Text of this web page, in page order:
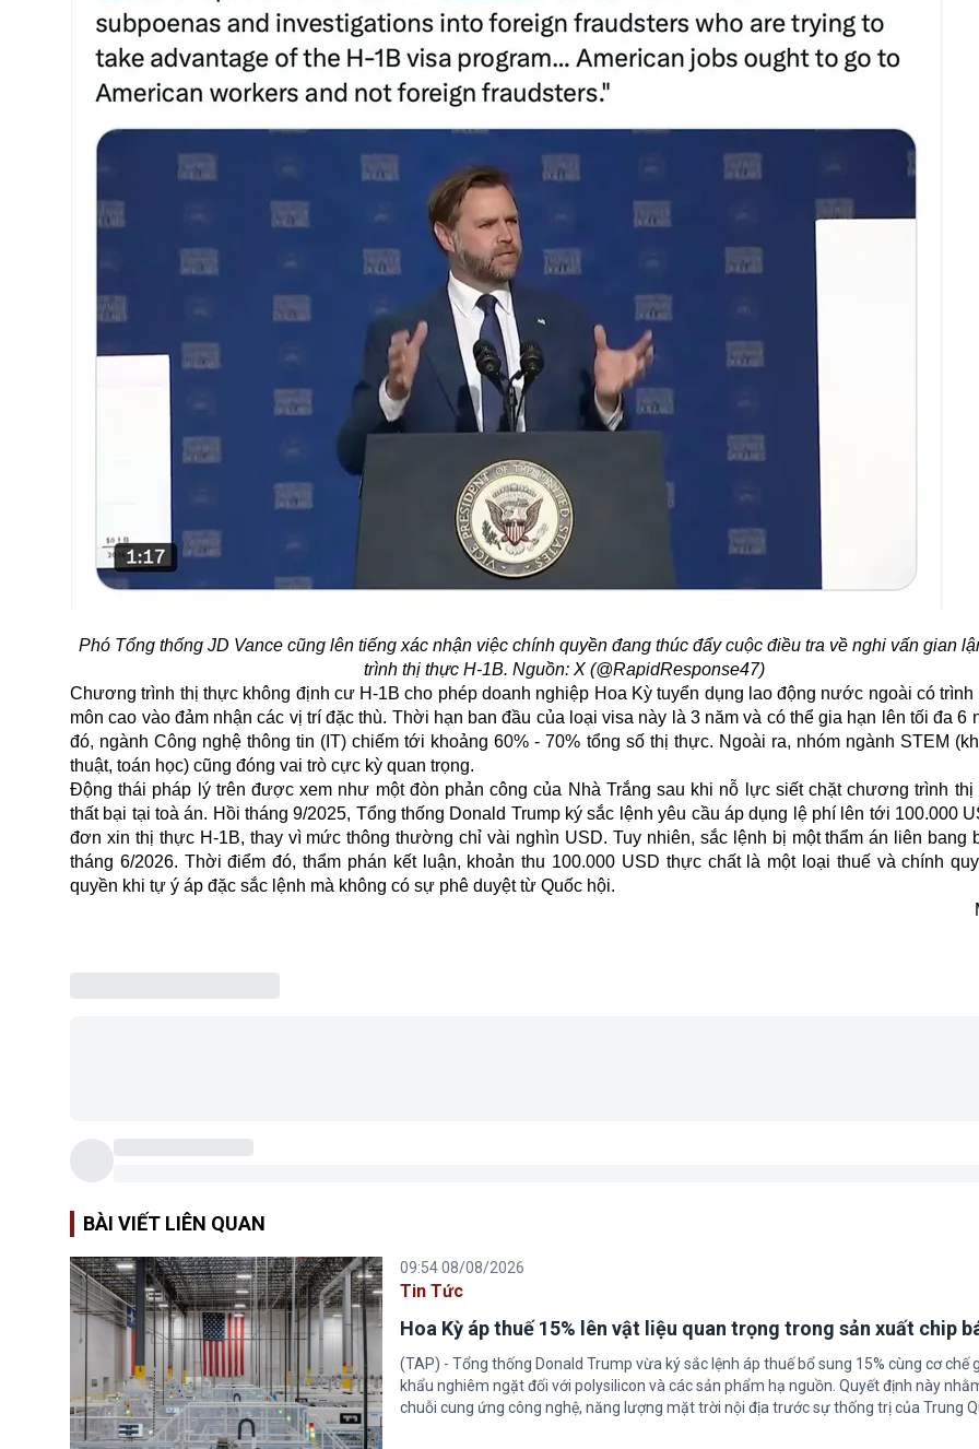
Phó Tổng thống JD Vance cũng lên tiếng xác nhận việc chính quyền đang thúc đẩy cuộc điều tra về nghi vấn gian
trình thị thực H-1B. Nguồn: X (@RapidResponse47)
Chương trình thị thực không định cư H-1B cho phép doanh nghiệp Hoa Kỳ tuyển dụng lao động nước ngoài có trình
môn cao vào đảm nhận các vị trí đặc thù. Thời hạn ban đầu của loại visa này là 3 năm và có thể gia hạn lên tối đa 6
đó, ngành Công nghệ thông tin (IT) chiếm tới khoảng 60% - 70% tổng số thị thực. Ngoài ra, nhóm ngành STEM
thuật, toán học) cũng đóng vai trò cực kỳ quan trọng.
Động thái pháp lý trên được xem như một đòn phản công của Nhà Trắng sau khi nỗ lực siết chặt chương trình thị
thất bại tại toà án. Hồi tháng 9/2025, Tổng thống Donald Trump ký sắc lệnh yêu cầu áp dụng lệ phí lên tới 100.000
đơn xin thị thực H-1B, thay vì mức thông thường chỉ vài nghìn USD. Tuy nhiên, sắc lệnh bị một thẩm án liên bang
tháng 6/2026. Thời điểm đó, thẩm phán kết luận, khoản thu 100.000 USD thực chất là một loại thuế và chính
quyền khi tự ý áp đặc sắc lệnh mà không có sự phê duyệt từ Quốc hội.
BÀI VIẾT LIÊN QUAN
09:54 08/08/2026
Tin Tức
Hoa Kỳ áp thuế 15% lên vật liệu quan trọng trong sản xuất chip
(TAP) - Tổng thống Donald Trump vừa ký sắc lệnh áp thuế bổ sung 15% cùng cơ chế
khẩu nghiêm ngặt đối với polysilicon và các sản phẩm hạ nguồn. Quyết định này
chuỗi cung ứng công nghệ, năng lượng mặt trời nội địa trước sự thống trị của Trung